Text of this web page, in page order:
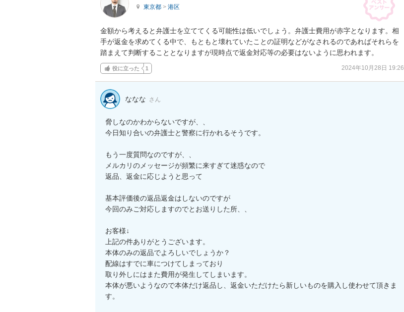
東京都 > 港区
金額から考えると弁護士を立ててくる可能性は低いでしょう。弁護士費用が赤字となります。相
手が返金を求めてくる中で、もともと壊れていたことの証明などがなされるのであればそれらを
踏まえて判断することとなりますが現時点で返金対応等の必要はないように思われます。
役に立った 1 2024年10月28日 19:26
ななな さん
脅しなのかわからないですが、、
今日知り合いの弁護士と警察に行かれるそうです。
もう一度質問なのですが、、
メルカリのメッセージが頻繁に来すぎて迷惑なので
返品、返金に応じようと思って
基本評価後の返品返金はしないのですが
今回のみご対応しますのでとお送りした所、、
お客様↓
上記の件ありがとうございます。
本体のみの返品でよろしいでしょうか？
配線はすでに車につけてしまっており
取り外しにはまた費用が発生してしまいます。
本体が悪いようなので本体だけ返品し、返金いただけたら新しいものを購入し使わせて頂きま
す。